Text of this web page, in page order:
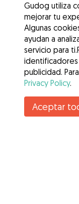
Gudog utiliza
mejorar tu
Algunas
ayudan a
servicio para
identificadores
publicidad.
Privacy Policy.
Aceptar